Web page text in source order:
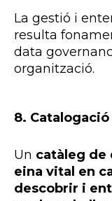
La gestió i
resulta
data
organització.
8.
Un catàleg de
eina vital en
descobrir i